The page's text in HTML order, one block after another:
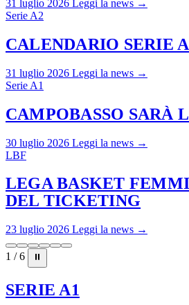
31 luglio 2026 Leggi la news →
Serie A2
CALENDARIO SERIE
31 luglio 2026 Leggi la news →
Serie A1
CAMPOBASSO SARÀ
30 luglio 2026 Leggi la news →
LBF
LEGA BASKET
DEL TICKETING
23 luglio 2026 Leggi la news →
1 / 6 ⏸
SERIE A1